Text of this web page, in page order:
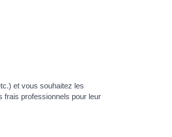
et vous souhaitez les
frais professionnels pour leur